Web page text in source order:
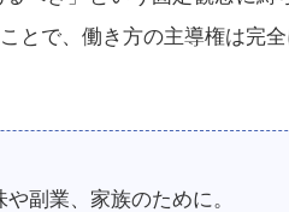
とで、働き方の主導権は完全
や副業、家族のために。